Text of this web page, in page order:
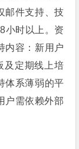
邮件支持、技
小时以上。资
内容：新用户
及定期线上培
体系薄弱的平
户需依赖外部